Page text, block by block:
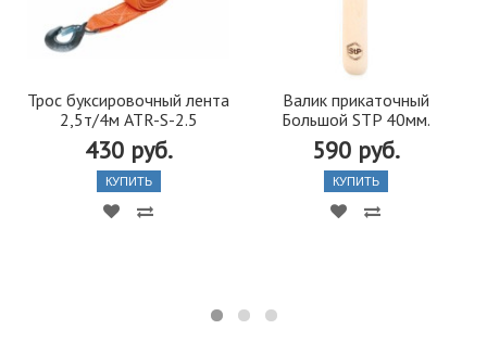
Трос буксировочный лента
2,5т/4м ATR-S-2.5
430 руб.
КУПИТЬ
Валик прикаточный
Большой STP 40мм.
590 руб.
КУПИТЬ